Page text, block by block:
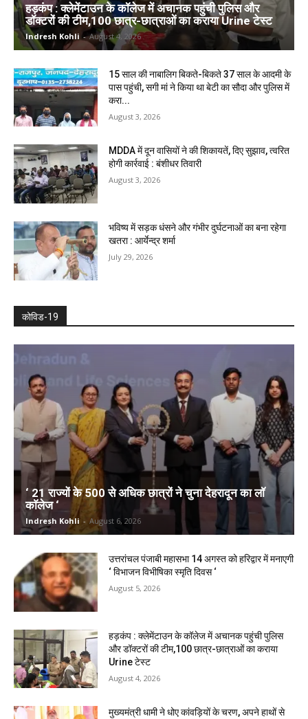
हड़कंप : क्लेमेंटाउन के कॉलेज में अचानक पहुंची पुलिस और
डॉक्टरों की टीम,100 छात्र-छात्राओं का कराया Urine टेस्ट
Indresh Kohli - August 4, 2026
15 साल की नाबालिग बिकते-बिकते 37 साल के आदमी के
पास पहुंची, सगी मां ने किया था बेटी का सौदा और पुलिस में
करा...
August 3, 2026
MDDA में दून वासियों ने की शिकायतें, दिए सुझाव, त्वरित
होगी कार्रवाई : बंशीधर तिवारी
August 3, 2026
भविष्य में सड़क धंसने और गंभीर दुर्घटनाओं का बना रहेगा
खतरा : आर्येन्द्र शर्मा
July 29, 2026
कोविड-19
‘ 21 राज्यों के 500 से अधिक छात्रों ने चुना देहरादून का लाॅ
काॅलेज ‘
Indresh Kohli - August 6, 2026
उत्तरांचल पंजाबी महासभा 14 अगस्त को हरिद्वार में मनाएगी
‘ विभाजन विभीषिका स्मृति दिवस ‘
August 5, 2026
हड़कंप : क्लेमेंटाउन के कॉलेज में अचानक पहुंची पुलिस
और डॉक्टरों की टीम,100 छात्र-छात्राओं का कराया
Urine टेस्ट
August 4, 2026
मुख्यमंत्री धामी ने धोए कांवड़ियों के चरण, अपने हाथों से